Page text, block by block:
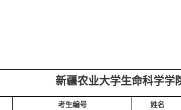
新疆农业大学生命科学学
考生编号 姓名